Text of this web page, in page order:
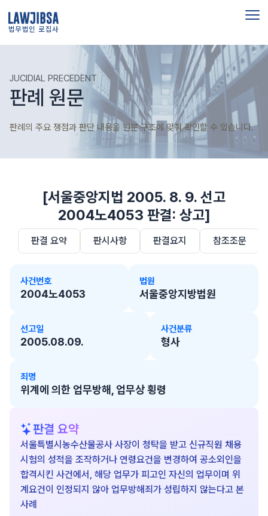
법무법인 로집사
JUCIDIAL PRECEDENT
판례 원문
판례의 주요 쟁점과 판단 내용을 원문 구조에 맞춰 확인할 수 있습니다.
[서울중앙지법 2005. 8. 9. 선고
2004노4053 판결: 상고]
판결 요약 판시사항 판결요지 참조조문
사건번호
2004노4053
법원
서울중앙지방법원
선고일
2005.08.09.
사건분류
형사
죄명
위계에 의한 업무방해, 업무상 횡령
판결 요약
서울특별시농수산물공사 사장이 청탁을 받고 신규직원 채용
시험의 성적을 조작하거나 연령요건을 변경하여 공소외인을
합격시킨 사건에서, 해당 업무가 피고인 자신의 업무이며 위
계요건이 인정되지 않아 업무방해죄가 성립하지 않는다고 본
사례